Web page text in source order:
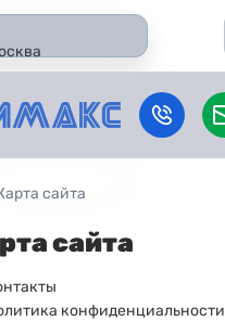
сайта
сайта
конфиденциальности